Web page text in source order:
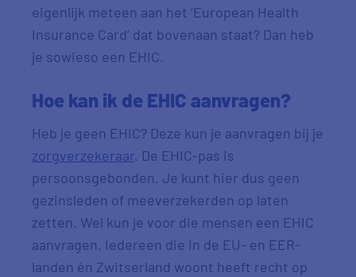
eigenlijk meteen aan het ‘European Health
Insurance Card’ dat bovenaan staat? Dan heb
je sowieso een EHIC.
Hoe kan ik de EHIC aanvragen?
Heb je geen EHIC? Deze kun je aanvragen bij je
zorgverzekeraar. De EHIC-pas is
persoonsgebonden. Je kunt hier dus geen
gezinsleden of meeverzekerden op laten
zetten. Wel kun je voor die mensen een EHIC
aanvragen. Iedereen die in de EU- en EER-
landen én Zwitserland woont heeft recht op